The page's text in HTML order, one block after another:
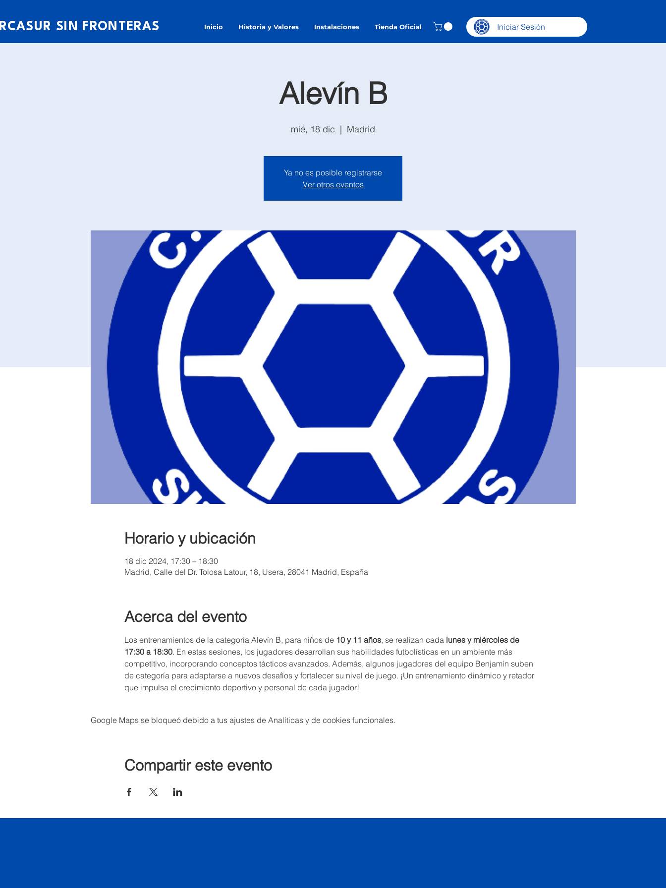
SIN FRONTERAS Inicio Historia y Valores Instalaciones Tienda Oficial Iniciar Sesión
Alevín B
mié, 18 dic
  |
Madrid
Ya no es posible registrarse
Ver otros eventos
Horario y ubicación
18 dic 2024, 17:30 – 18:30
Madrid, Calle del Dr. Tolosa Latour, 18, Usera, 28041 Madrid, España
Acerca del evento
Los entrenamientos de la categoría Alevín B, para niños de 10 y 11 años, se realizan cada lunes y miércoles de
17:30 a 18:30. En estas sesiones, los jugadores desarrollan sus habilidades futbolísticas en un ambiente más
competitivo, incorporando conceptos tácticos avanzados. Además, algunos jugadores del equipo Benjamín suben
de categoría para adaptarse a nuevos desafíos y fortalecer su nivel de juego. ¡Un entrenamiento dinámico y retador
que impulsa el crecimiento deportivo y personal de cada jugador!
Google Maps se bloqueó debido a tus ajustes de Analíticas y de cookies funcionales.
Compartir este evento